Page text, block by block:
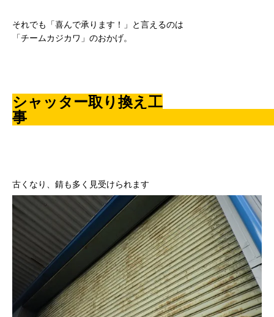
それでも「喜んで承ります！」と言えるのは
「チームカジカワ」のおかげ。
シャッター取り換え工
古くなり、錆も多く見受けられます